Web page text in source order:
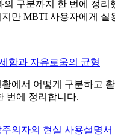
의 구분까지 한 번에 정리
만 MBTI 사용자에게 실
함과 자유로움의 균형
에서 어떻게 구분하고 활
번에 정리합니다.
의자의 현실 사용설명서